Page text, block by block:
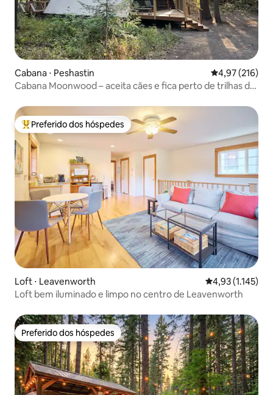
Cabana ⋅ Peshastin 4,97 de uma
4,97 (216)
Cabana Moonwood – aceita cães e fica perto de trilhas de
Entre os melhores preferidos dos hóspedes
Preferido dos hóspedes
Loft ⋅ Leavenworth 4,93 de uma
4,93 (1.145)
Loft bem iluminado e limpo no centro de Leavenworth
Preferido dos hóspedes
Preferido dos hóspedes